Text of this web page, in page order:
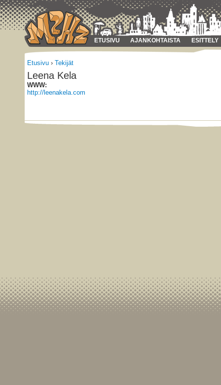
ETUSIVU AJANKOHTAISTA ESITTELY
Etusivu › Tekijät
Leena Kela
WWW:
http://leenakela.com